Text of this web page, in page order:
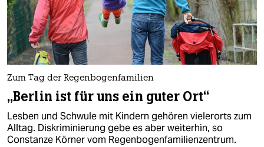
Zum Tag der Regenbogenfamilien
„Berlin ist für uns ein guter Ort“
Lesben und Schwule mit Kindern gehören vielerorts zum
Alltag. Diskriminierung gebe es aber weiterhin, so
Constanze Körner vom Regenbogenfamilienzentrum.